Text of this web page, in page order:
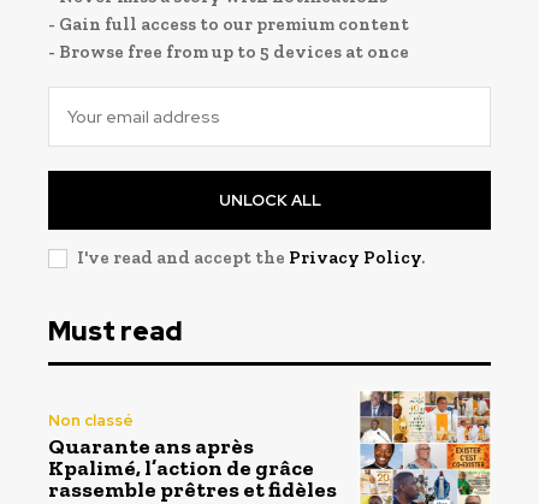
- Gain full access to our premium content
- Browse free from up to 5 devices at once
UNLOCK ALL
I've read and accept the Privacy Policy.
Must read
Non classé
Quarante ans après
Kpalimé, l’action de grâce
rassemble prêtres et fidèles